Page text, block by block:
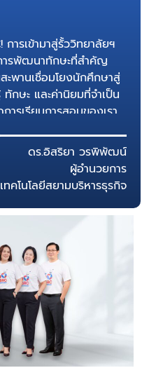
เข้ามาสู่รั้ววิทยาลัยฯ
ารพัฒนาทักษะที่สำคัญ
ะพานเชื่อมโยงนักศึกษาสู่
กษะ และค่านิยมที่จำเป็น
ารเรียนการสอนของเรา
ติในห้องปฏิบัติการที่ทัน
ำงานจริง นอกจากนี้
รกล่อมเกลาและพัฒนา
น เน้นแนวคิดการพัฒนา
เป็นพลเมืองโลกที่
SBAC ใส่ใจกับการ
สนุกสนาน มีกิจกรรมให้
ดนตรี กีฬา และกิจกรรม
มารถค้นหาความสามารถ
มิตรภาพที่ยั่งยืนได้
ใจเปิดรับทุกๆ โอกาส
ศึกษาพบความสำเร็จดังที่
ดร.อิสริยา วรพิพัฒน์
ผู้อำนวยการ
ทคโนโลยีสยามบริหารธุรกิจ